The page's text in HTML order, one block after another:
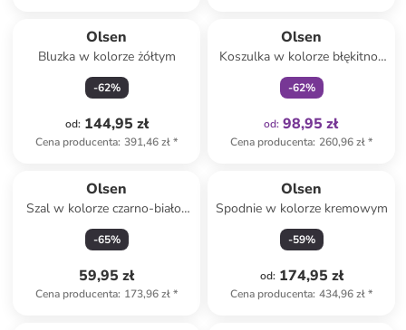
Olsen
Bluzka w kolorze żółtym
-62%
od: 144,95 zł
Cena producenta: 391,46 zł*
Olsen
Koszulka w kolorze błękitno-
granatowym
-62%
od: 98,95 zł
Cena producenta: 260,96 zł*
Olsen
Szal w kolorze czarno-biało-
żółtym
-65%
59,95 zł
Cena producenta: 173,96 zł*
Olsen
Spodnie w kolorze kremowym
-59%
od: 174,95 zł
Cena producenta: 434,96 zł*